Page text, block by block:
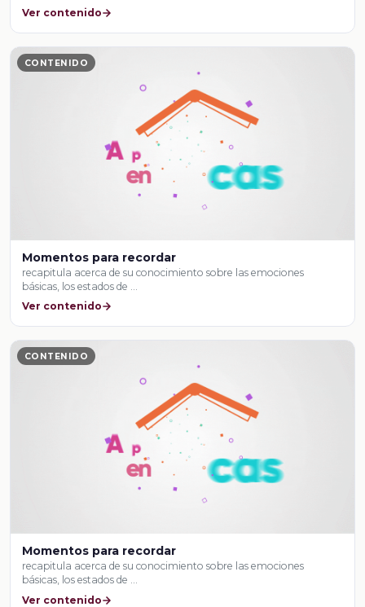
Ver contenido
CONTENIDO
Momentos para recordar
recapitula acerca de su conocimiento sobre las emociones
básicas, los estados de …
Ver contenido
CONTENIDO
Momentos para recordar
recapitula acerca de su conocimiento sobre las emociones
básicas, los estados de …
Ver contenido